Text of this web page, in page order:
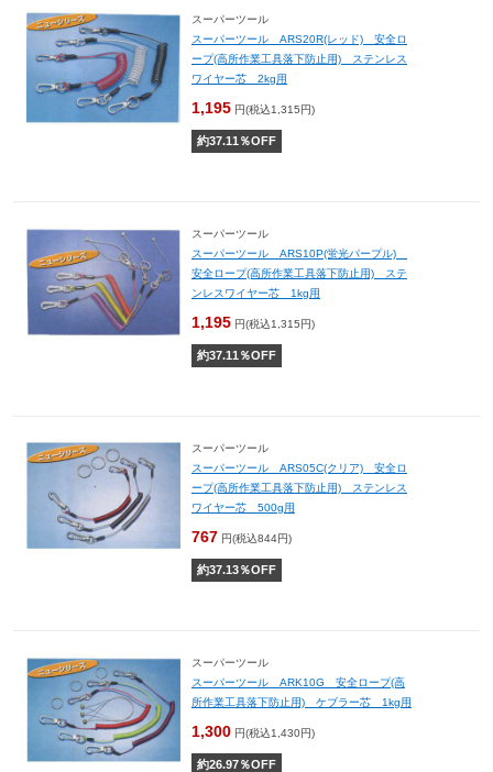
スーパーツール
スーパーツール ARS20R(レッド) 安全ロ
ープ(高所作業工具落下防止用) ステンレス
ワイヤー芯 2kg用
1,195 円(税込1,315円)
約37.11 ％OFF
スーパーツール
スーパーツール ARS10P(蛍光パープル)
安全ロープ(高所作業工具落下防止用) ステ
ンレスワイヤー芯 1kg用
1,195 円(税込1,315円)
約37.11 ％OFF
スーパーツール
スーパーツール ARS05C(クリア) 安全ロ
ープ(高所作業工具落下防止用) ステンレス
ワイヤー芯 500g用
767 円(税込844円)
約37.13％OFF
スーパーツール
スーパーツール ARK10G 安全ロープ(高
所作業工具落下防止用) ケブラー芯 1kg用
1,300 円(税込1,430円)
約26.97％OFF